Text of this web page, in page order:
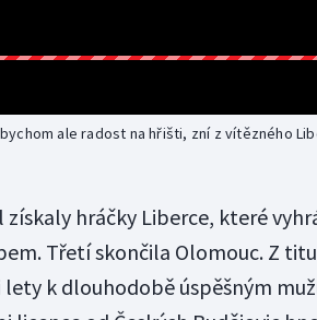
ale radost na hřišti, zní z vítězného
hráčky Liberce, které
Třetí skončila Olomouc. Z
k dlouhodobě úspěšným